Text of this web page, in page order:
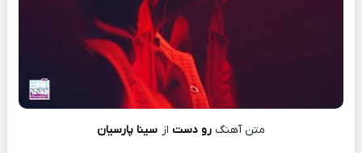
متن آهنگ رو دست از سینا پارسیان